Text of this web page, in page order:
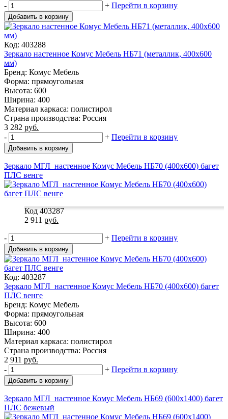
- + Перейти в корзину
Добавить в корзину
Код: 403288
Зеркало настенное Комус Мебель НБ71 (металлик, 400х600
мм)
Бренд: Комус Мебель
Форма: прямоугольная
Высота: 600
Ширина: 400
Материал каркаса: полистирол
Страна производства: Россия
3 282 руб.
-
+ Перейти в корзину
Добавить в корзину
Зеркало МГЛ_настенное Комус Мебель НБ70 (400x600) багет
ПЛС венге
Код 403287
2 911 руб.
- + Перейти в корзину
Добавить в корзину
Код: 403287
Зеркало МГЛ_настенное Комус Мебель НБ70 (400x600) багет
ПЛС венге
Бренд: Комус Мебель
Форма: прямоугольная
Высота: 600
Ширина: 400
Материал каркаса: полистирол
Страна производства: Россия
2 911 руб.
-
+ Перейти в корзину
Добавить в корзину
Зеркало МГЛ_настенное Комус Мебель НБ69 (600x1400) багет
ПЛС бежевый